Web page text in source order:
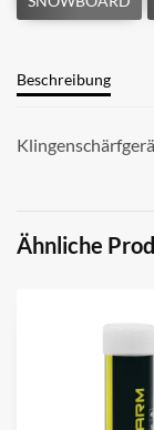
Beschreibung
Ähnliche